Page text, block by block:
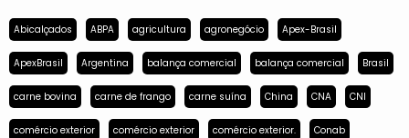
Abicalçados ABPA agricultura agronegócio Apex-Brasil
ApexBrasil Argentina balança comercial balança comercial Brasil
carne bovina carne de frango carne suína China CNA CNI
comércio exterior comércio exterior comércio exterior. Conab